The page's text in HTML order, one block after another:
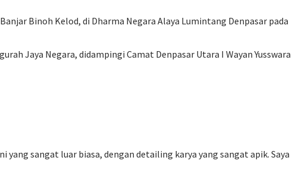
Binoh Kelod, di Dharma Negara Alaya Lumintang Denpasar pada
Jaya Negara, didampingi Camat Denpasar Utara I Wayan Yusswara
sangat luar biasa, dengan detailing karya yang sangat apik. Saya